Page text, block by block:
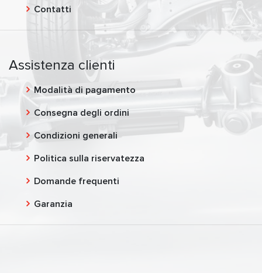
Contatti
Assistenza clienti
Modalità di pagamento
Consegna degli ordini
Condizioni generali
Politica sulla riservatezza
Domande frequenti
Garanzia